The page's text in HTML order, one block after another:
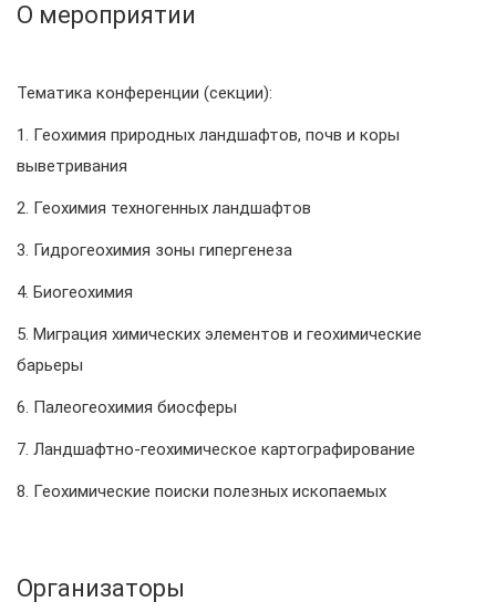
О мероприятии
Тематика конференции (секции):
1. Геохимия природных ландшафтов, почв и коры
выветривания
2. Геохимия техногенных ландшафтов
3. Гидрогеохимия зоны гипергенеза
4. Биогеохимия
5. Миграция химических элементов и геохимические
барьеры
6. Палеогеохимия биосферы
7. Ландшафтно-геохимическое картографирование
8. Геохимические поиски полезных ископаемых
Организаторы